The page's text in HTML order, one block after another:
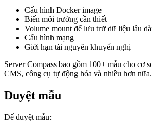
Cấu hình Docker image
Biến môi trường cần thiết
Volume mount để lưu trữ dữ liệu lâu
Cấu hình mạng
Giới hạn tài nguyên khuyến nghị
Server Compass bao gồm 100+ mẫu cho cơ
CMS, công cụ tự động hóa và nhiều hơn nữa.
Duyệt mẫu
Để duyệt mẫu: